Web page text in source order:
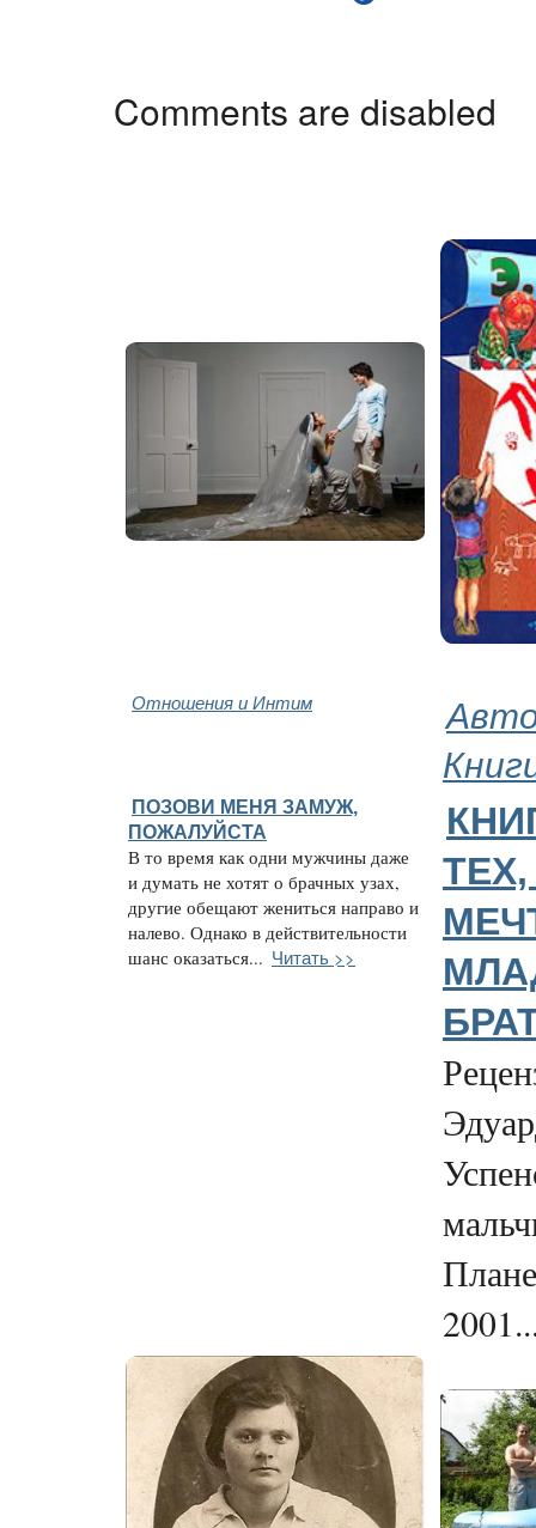
Comments are disabled
Отношения и Интим
ПОЗОВИ МЕНЯ ЗАМУЖ,
ПОЖАЛУЙСТА
В то время как одни мужчины даже
и думать не хотят о брачных узах,
другие обещают жениться направо и
налево. Однако в действительности
шанс оказаться... Читать >>